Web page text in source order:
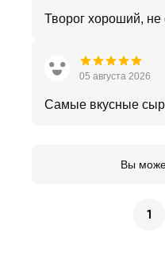
Творог хороший, не
05 августа 2026
Самые вкусные
Вы
1